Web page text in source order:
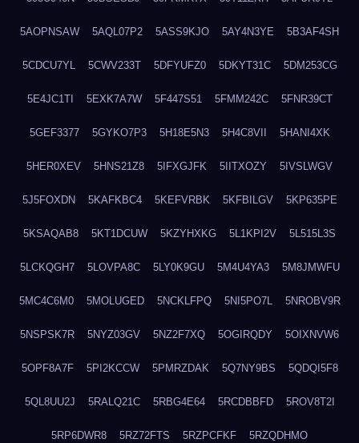
5AOPNSAW 5AQL07P2 5ASS9KJO 5AY4N3YE 5B3AF4SH
5CDCU7YL 5CWV233T 5DFYUFZ0 5DKYT31C 5DM253CG
5E4JC1TI 5EXK7A7W 5F447S51 5FMM242C 5FNR39CT
5GEF3377 5GYKO7P3 5H18E5N3 5H4C8VII 5HANI4XK
5HER0XEV 5HNS21Z8 5IFXGJFK 5IITXOZY 5IVSLWGV
5J5FOXDN 5KAFKBC4 5KEFVRBK 5KFBILGV 5KP635PE
5KSAQAB8 5KT1DCUW 5KZYHXKG 5L1KPI2V 5L515L3S
5LCKQGH7 5LOVPA8C 5LY0K9GU 5M4U4YA3 5M8JMWFU
5MC4C6M0 5MOLUGED 5NCKLFPQ 5NI5PO7L 5NROBV9R
5NSPSK7R 5NYZ03GV 5NZ2F7XQ 5OGIRQDY 5OIXNVW6
5OPF8A7F 5PI2KCCW 5PMRZDAK 5Q7NY9BS 5QDQI5F8
5QL8UU2J 5RALQ21C 5RBG4E64 5RCDBBFD 5ROV8T2I
5RP6DWR8 5RZ72FTS 5RZPCFKF 5RZQDHMO